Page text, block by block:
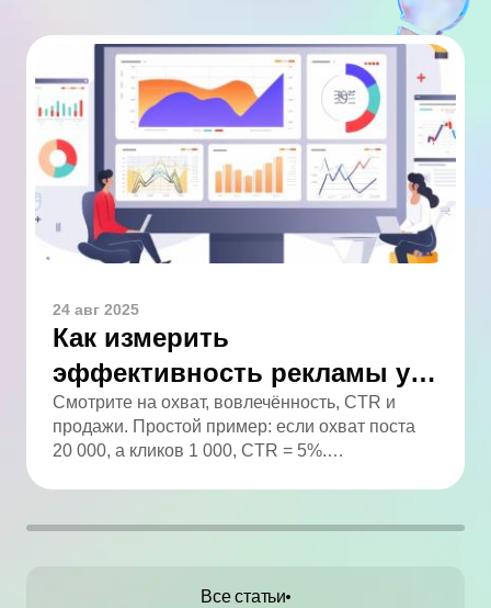
24 авг 2025
Как измерить
эффективность рекламы у
блогера: полный гайд
Смотрите на охват, вовлечённость, CTR и
продажи. Простой пример: если охват поста
20 000, а кликов 1 000, CTR = 5%.
Все статьи